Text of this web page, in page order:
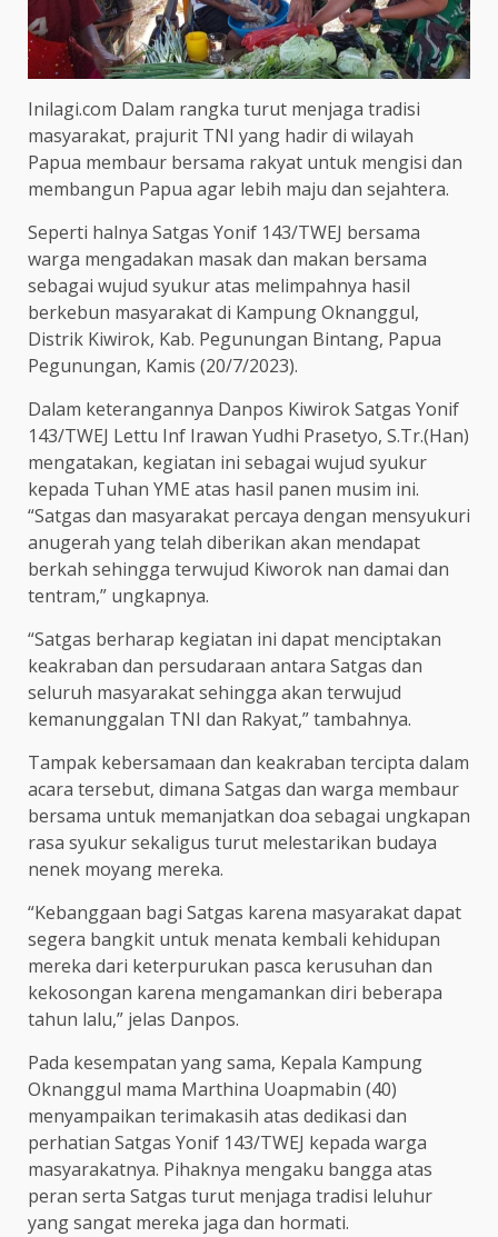
Inilagi.com Dalam rangka turut menjaga tradisi
masyarakat, prajurit TNI yang hadir di wilayah
Papua membaur bersama rakyat untuk mengisi dan
membangun Papua agar lebih maju dan sejahtera.
Seperti halnya Satgas Yonif 143/TWEJ bersama
warga mengadakan masak dan makan bersama
sebagai wujud syukur atas melimpahnya hasil
berkebun masyarakat di Kampung Oknanggul,
Distrik Kiwirok, Kab. Pegunungan Bintang, Papua
Pegunungan, Kamis (20/7/2023).
Dalam keterangannya Danpos Kiwirok Satgas Yonif
143/TWEJ Lettu Inf Irawan Yudhi Prasetyo, S.Tr.(Han)
mengatakan, kegiatan ini sebagai wujud syukur
kepada Tuhan YME atas hasil panen musim ini.
“Satgas dan masyarakat percaya dengan mensyukuri
anugerah yang telah diberikan akan mendapat
berkah sehingga terwujud Kiworok nan damai dan
tentram,” ungkapnya.
“Satgas berharap kegiatan ini dapat menciptakan
keakraban dan persudaraan antara Satgas dan
seluruh masyarakat sehingga akan terwujud
kemanunggalan TNI dan Rakyat,” tambahnya.
Tampak kebersamaan dan keakraban tercipta dalam
acara tersebut, dimana Satgas dan warga membaur
bersama untuk memanjatkan doa sebagai ungkapan
rasa syukur sekaligus turut melestarikan budaya
nenek moyang mereka.
“Kebanggaan bagi Satgas karena masyarakat dapat
segera bangkit untuk menata kembali kehidupan
mereka dari keterpurukan pasca kerusuhan dan
kekosongan karena mengamankan diri beberapa
tahun lalu,” jelas Danpos.
Pada kesempatan yang sama, Kepala Kampung
Oknanggul mama Marthina Uoapmabin (40)
menyampaikan terimakasih atas dedikasi dan
perhatian Satgas Yonif 143/TWEJ kepada warga
masyarakatnya. Pihaknya mengaku bangga atas
peran serta Satgas turut menjaga tradisi leluhur
yang sangat mereka jaga dan hormati.